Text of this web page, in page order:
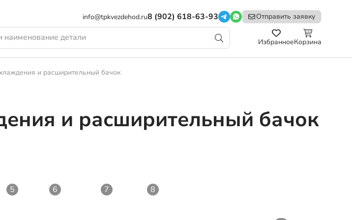
info@tpkvezdehod.ru8 (902) 618-63-93 Отправить заявку
ИзбранноеКорзина
и расширительный бачок
и расширительный бачок
5 6 7 8